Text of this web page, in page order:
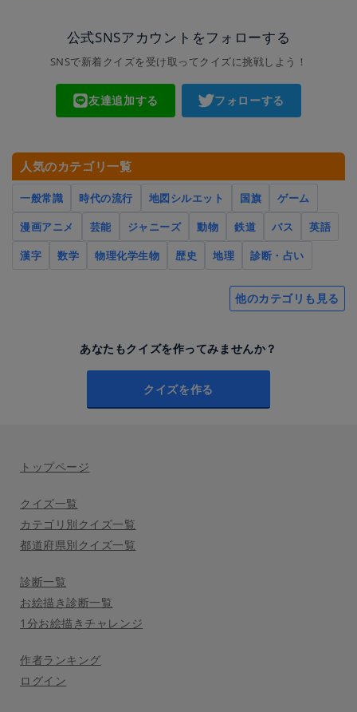
公式SNSアカウントをフォローする
SNSで新着クイズを受け取ってクイズに挑戦しよう！
友達追加する フォローする
人気のカテゴリ一覧
一般常識 時代の流行 地図シルエット 国旗
ゲーム
漫画アニメ
芸能 ジャニーズ 動物 鉄道 バス
英語
漢字
数学 物理化学生物 歴史 地理 診断・占い
他のカテゴリも見る
あなたもクイズを作ってみませんか？
クイズを作る
トップページ
クイズ一覧
カテゴリ別クイズ一覧
都道府県別クイズ一覧
診断一覧
お絵描き診断一覧
1分お絵描きチャレンジ
作者ランキング
ログイン